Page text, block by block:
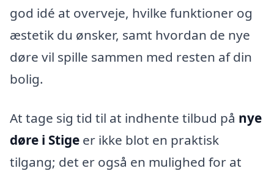
god idé at overveje, hvilke funktioner og
æstetik du ønsker, samt hvordan de nye
døre vil spille sammen med resten af din
bolig.
At tage sig tid til at indhente tilbud på nye
døre i Stige er ikke blot en praktisk
tilgang; det er også en mulighed for at